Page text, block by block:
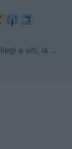
e viti, la ...